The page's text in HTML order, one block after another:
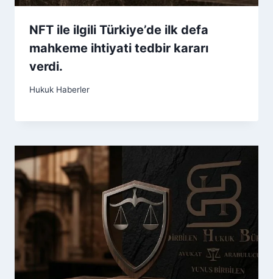
NFT ile ilgili Türkiye’de ilk defa
mahkeme ihtiyati tedbir kararı
verdi.
Hukuk Haberler